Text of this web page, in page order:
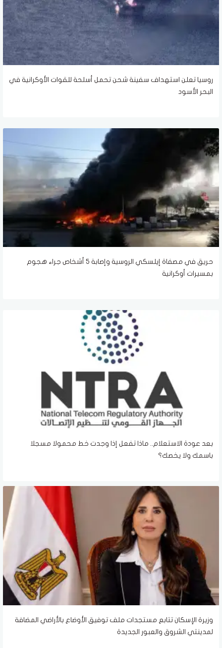
روسيا تعلن استهداف سفينة شحن تحمل أسلحة للقوات الأوكرانية في
البحر الأسود
حريق في مصفاة إيلسكي الروسية وإصابة 5 أشخاص جراء هجوم
بمسيرات أوكرانية
بعد عودة الاستعلام.. ماذا تفعل إذا وجدت خط محمولا مسجلا
باسمك ولا يخصك؟
وزيرة الإسكان تتابع مستجدات ملف توفيق الأوضاع بالأراضي المضافة
لمدينتي الشروق والعبور الجديدة